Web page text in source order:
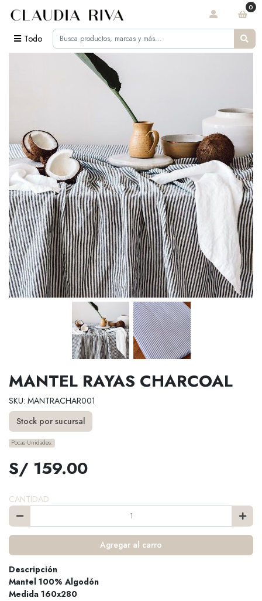
Todo
0
MANTEL RAYAS CHARCOAL
SKU: MANTRACHAR001
Stock por sucursal
Pocas Unidades.
S/ 159.00
CANTIDAD
Agregar al carro
Descripción
Mantel 100% Algodón
Medida 160x280